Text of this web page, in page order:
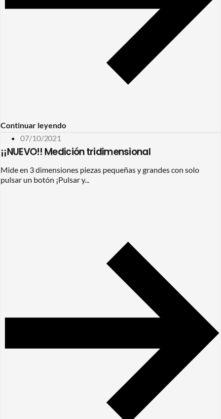
Continuar leyendo
07/10/2021
¡¡NUEVO!! Medición tridimensional
Mide en 3 dimensiones piezas pequeñas y grandes con solo
pulsar un botón ¡Pulsar y...